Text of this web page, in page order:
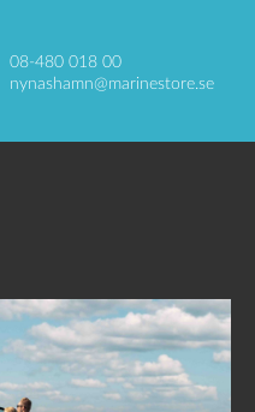
08-480 018 00
nynashamn@marinestore.se